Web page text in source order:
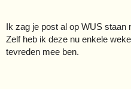
Ik zag je post al op WUS staan
Zelf heb ik deze nu enkele
tevreden mee ben.